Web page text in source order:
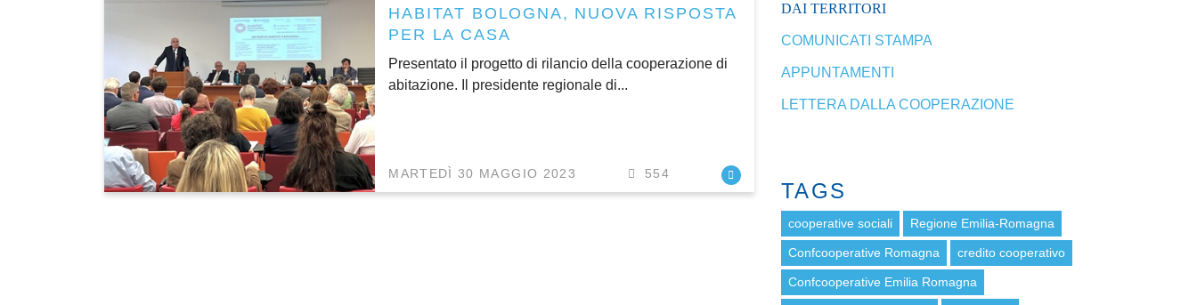
HABITAT BOLOGNA, NUOVA RISPOSTA
PER LA CASA
Presentato il progetto di rilancio della cooperazione di
abitazione. Il presidente regionale di...
MARTEDÌ 30 MAGGIO 2023 554
DAI TERRITORI
COMUNICATI STAMPA
APPUNTAMENTI
LETTERA DALLA COOPERAZIONE
TAGS
cooperative sociali Regione Emilia-Romagna
Confcooperative Romagna credito cooperativo
Confcooperative Emilia Romagna